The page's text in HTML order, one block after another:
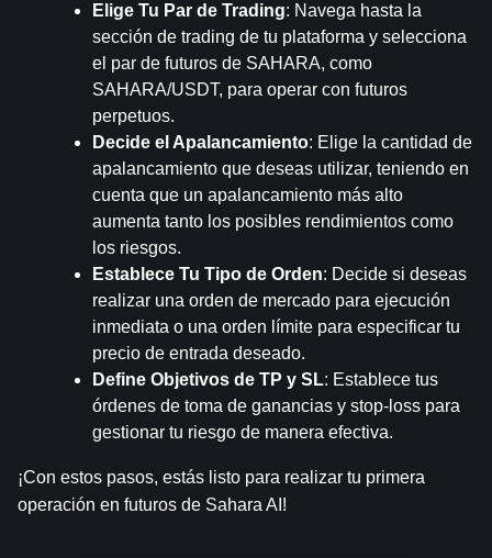
Elige Tu Par de Trading: Navega hasta la
sección de trading de tu plataforma y selecciona
el par de futuros de SAHARA, como
SAHARA/USDT, para operar con futuros
perpetuos.
Decide el Apalancamiento: Elige la cantidad de
apalancamiento que deseas utilizar, teniendo en
cuenta que un apalancamiento más alto
aumenta tanto los posibles rendimientos como
los riesgos.
Establece Tu Tipo de Orden: Decide si deseas
realizar una orden de mercado para ejecución
inmediata o una orden límite para especificar tu
precio de entrada deseado.
Define Objetivos de TP y SL: Establece tus
órdenes de toma de ganancias y stop-loss para
gestionar tu riesgo de manera efectiva.
¡Con estos pasos, estás listo para realizar tu primera
operación en futuros de Sahara AI!